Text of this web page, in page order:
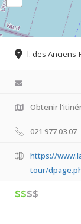
l. des Anciens-
Obtenir
021 977 03 07
https://
tour/
$$$$